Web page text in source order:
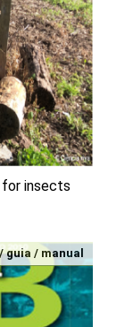
for insects
guia / manual